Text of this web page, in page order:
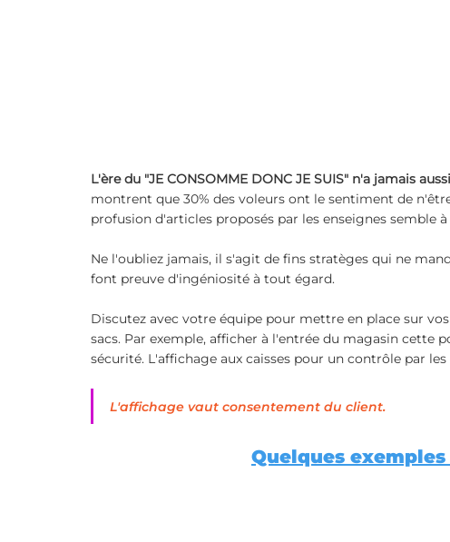
L'ère du "JE CONSOMME DONC JE SUIS" n'a jamais
montrent que 30% des voleurs ont le sentiment de
profusion d'articles proposés par les enseignes semble
Ne l'oubliez jamais, il s'agit de fins stratèges qui ne
font preuve d'ingéniosité à tout égard.
Discutez avec votre équipe pour mettre en place sur
sacs. Par exemple, afficher à l'entrée du magasin cette
sécurité. L'affichage aux caisses pour un contrôle par les
L'affichage vaut consentement du client.
Quelques